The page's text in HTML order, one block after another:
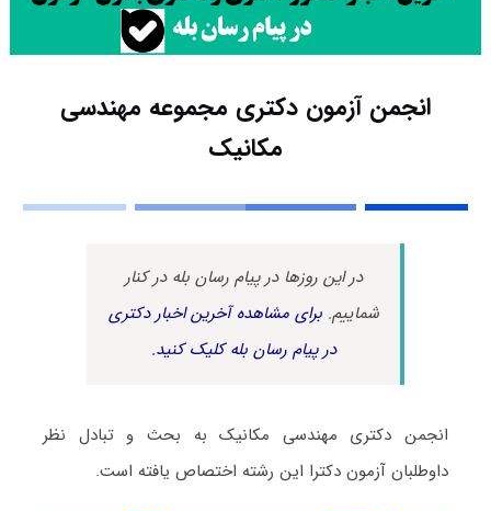
انجمن آزمون دکتری مجموعه مهندسی
مکانیک
در این روزها در پیام رسان بله در کنار
شماییم.برای مشاهده آخرین اخبار دکتری
در پیام رسان بله کلیک کنید.
انجمن دکتری مهندسی مکانیک به بحث و تبادل نظر
داوطلبان آزمون دکترا این رشته اختصاص یافته است.